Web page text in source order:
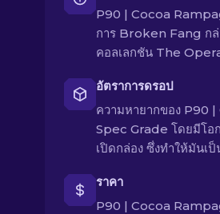
P90 | Cocoa
การ Broken Fang กล่
คอลเลกชัน The
อัตราการดรอป
ความหายากของ P90
Spec Grade โดยมีโอ
เปิดกล่อง ซึ่งทำให้มันเ
ราคา
P90 | Cocoa